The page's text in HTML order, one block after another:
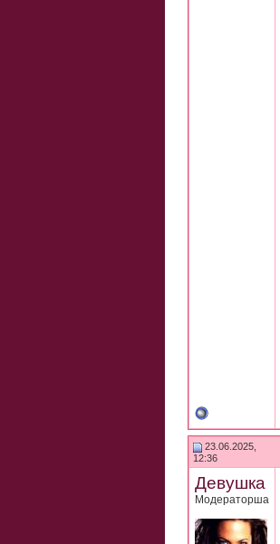
23.06.2025,
12:36
Девушка
Модераторша